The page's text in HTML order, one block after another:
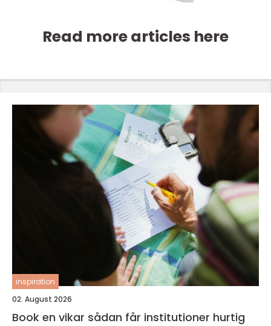
Read more articles here
inspiration
02. August 2026
Book en vikar sådan får institutioner hurtig